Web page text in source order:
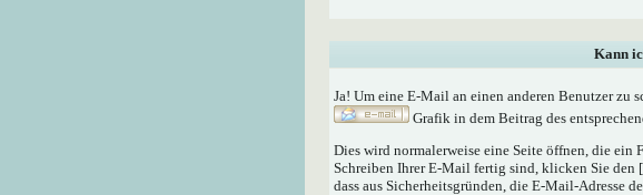
Kann
Ja! Um eine E-Mail an einen anderen Benutzer zu
Grafik in dem Beitrag des
Dies wird normalerweise eine Seite öffnen, die ein
Schreiben Ihrer E-Mail fertig sind, klicken Sie den
dass aus Sicherheitsgründen, die E-Mail-Adresse